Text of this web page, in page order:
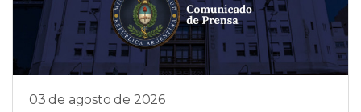
03 de agosto de 2026